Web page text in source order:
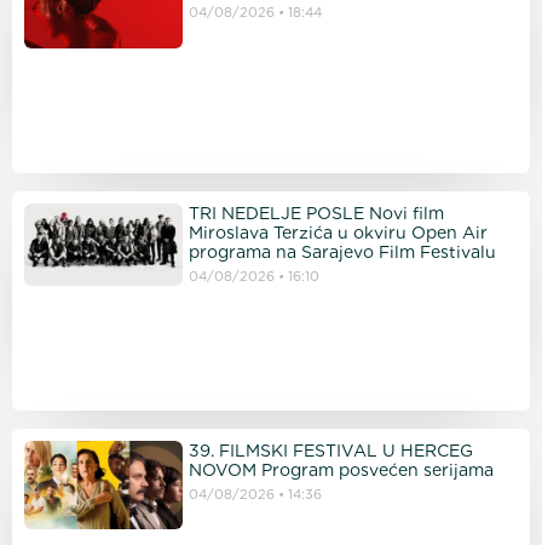
04/08/2026 18:44
TRI NEDELJE POSLE Novi film
Miroslava Terzića u okviru Open Air
programa na Sarajevo Film Festivalu
04/08/2026 16:10
39. FILMSKI FESTIVAL U HERCEG
NOVOM Program posvećen serijama
04/08/2026 14:36